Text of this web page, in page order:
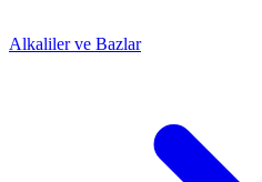
Alkaliler ve Bazlar